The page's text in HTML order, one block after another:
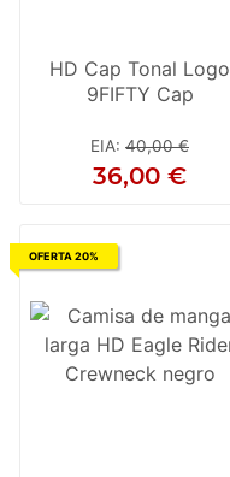
HD Cap Tonal Logo
9FIFTY Cap
EIA: 40,00 €
36,00 €
OFERTA 20%